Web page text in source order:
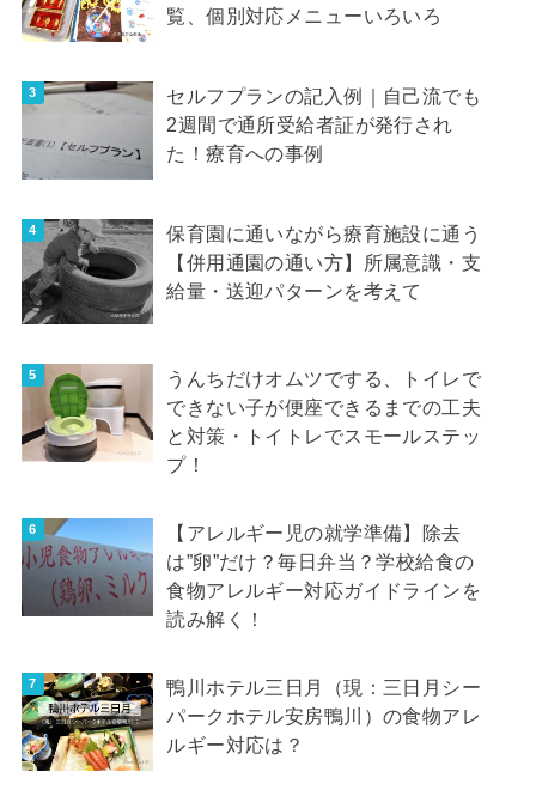
覧、個別対応メニューいろいろ
セルフプランの記入例｜自己流でも
2週間で通所受給者証が発行され
た！療育への事例
保育園に通いながら療育施設に通う
【併用通園の通い方】所属意識・支
給量・送迎パターンを考えて
うんちだけオムツでする、トイレで
できない子が便座できるまでの工夫
と対策・トイトレでスモールステッ
プ！
【アレルギー児の就学準備】除去
は”卵”だけ？毎日弁当？学校給食の
食物アレルギー対応ガイドラインを
読み解く！
鴨川ホテル三日月（現：三日月シー
パークホテル安房鴨川）の食物アレ
ルギー対応は？